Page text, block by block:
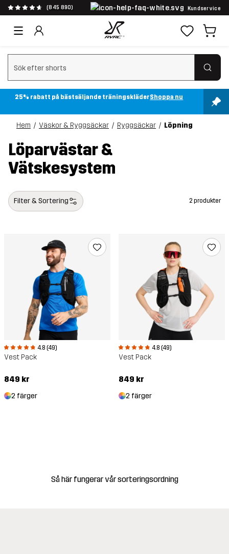
(845 890) Kundservice
Rensa sök
25% rabatt på bästsäljande träningskläderShoppa nu
Hem Väskor & Ryggsäckar Ryggsäckar Löpning
Löparvästar &
Vätskesystem
Filter & Sortering 2 produkter
4.8 (49)
Vest Pack
849 kr
2 färger
4.8 (49)
Vest Pack
849 kr
2 färger
Så här fungerar vår sorteringsordning